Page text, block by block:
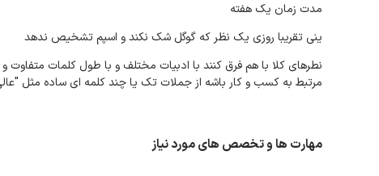
مدت زمان یک هفته
ینی تقریبا روزی یک نظر که گوگل شک نکند و اسپم تشخیص ندهد
مرتبط به کسب و کار باشه از جملات تک یا چند کلمه ای ساده مثل
مهارت ها و تخصص های مورد نیاز